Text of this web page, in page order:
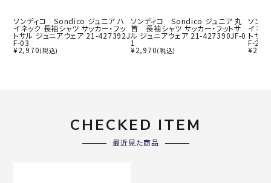
ソンディコ Sondico ジュニア ハ
イネック 長袖シャツ サッカー・フッ
トサル ジュニアウェア 21-427392J
F-03
¥2,970(税込)
ソンディコ Sondico ジュニア 丸
首 長袖シャツ サッカー・フットサ
ル ジュニアウェア 21-427390JF-0
1
¥2,970(税込)
ソン
イネッ
トサ
F-22
¥
CHECKED ITEM
最近見た商品